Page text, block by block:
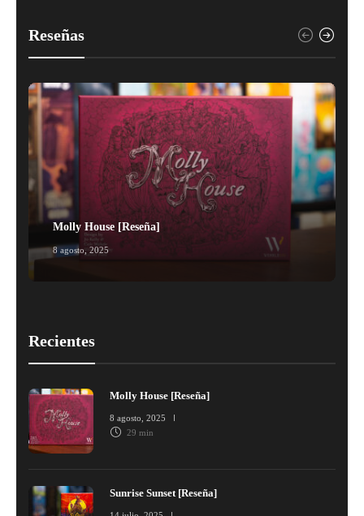
Reseñas
Molly House [Reseña]
8 agosto, 2025
Recientes
Molly House [Reseña]
8 agosto, 2025
29 min
Sunrise Sunset [Reseña]